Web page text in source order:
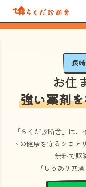
長
お住
強い薬剤
「らくだ診断舎」 は、
トの健康を守るシロア
無料で駆
「しろあり共